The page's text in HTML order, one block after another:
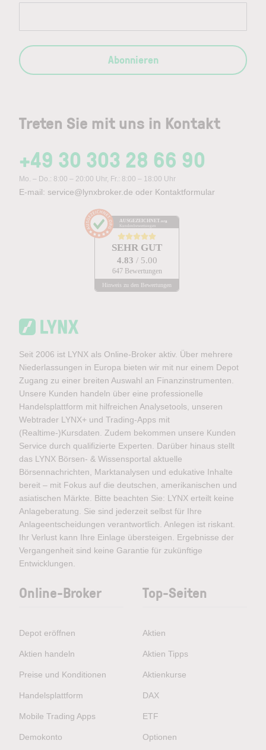
Treten Sie mit uns in Kontakt
+49 30 303 28 66 90
Mo. – Do.: 8:00 – 20:00 Uhr, Fr.: 8:00 – 18:00 Uhr
E-mail: service@lynxbroker.de oder Kontaktformular
AUSGEZEICHNET .org
Kundenbewertungen
SEHR GUT
4.83 / 5.00
647 Bewertungen
Hinweis zu den Bewertungen
Abonnieren
Seit 2006 ist LYNX als Online-Broker aktiv. Über mehrere
Niederlassungen in Europa bieten wir mit nur einem Depot
Zugang zu einer breiten Auswahl an Finanzinstrumenten.
Unsere Kunden handeln über eine professionelle
Handelsplattform mit hilfreichen Analysetools, unseren
Webtrader LYNX+ und Trading-Apps mit
(Realtime-)Kursdaten. Zudem bekommen unsere Kunden
Service durch qualifizierte Experten. Darüber hinaus stellt
das LYNX Börsen- & Wissensportal aktuelle
Börsennachrichten, Marktanalysen und edukative Inhalte
bereit – mit Fokus auf die deutschen, amerikanischen und
asiatischen Märkte. Bitte beachten Sie: LYNX erteilt keine
Anlageberatung. Sie sind jederzeit selbst für Ihre
Anlageentscheidungen verantwortlich. Anlegen ist riskant.
Ihr Verlust kann Ihre Einlage übersteigen. Ergebnisse der
Vergangenheit sind keine Garantie für zukünftige
Entwicklungen.
Online-Broker
Depot eröffnen
Aktien handeln
Preise und Konditionen
Handelsplattform
Mobile Trading Apps
Demokonto
Top-Seiten
Aktien
Aktien Tipps
Aktienkurse
DAX
ETF
Optionen